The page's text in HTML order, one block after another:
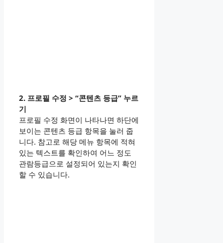
2. 프로필 수정 > “콘텐츠 등급” 누르
기
프로필 수정 화면이 나타나면 하단에
보이는 콘텐츠 등급 항목을 눌러 줍
니다. 참고로 해당 메뉴 항목에 적혀
있는 텍스트를 확인하여 어느 정도
관람등급으로 설정되어 있는지 확인
할 수 있습니다.